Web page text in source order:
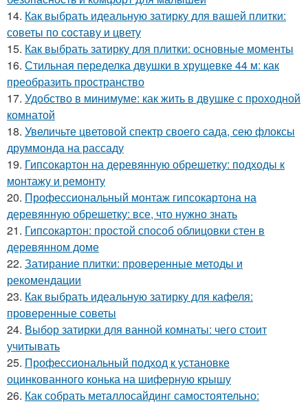
14. Как выбрать идеальную затирку для вашей плитки:
советы по составу и цвету
15. Как выбрать затирку для плитки: основные моменты
16. Стильная переделка двушки в хрущевке 44 м: как
преобразить пространство
17. Удобство в минимуме: как жить в двушке с проходной
комнатой
18. Увеличьте цветовой спектр своего сада, сею флоксы
друммонда на рассаду
19. Гипсокартон на деревянную обрешетку: подходы к
монтажу и ремонту
20. Профессиональный монтаж гипсокартона на
деревянную обрешетку: все, что нужно знать
21. Гипсокартон: простой способ облицовки стен в
деревянном доме
22. Затирание плитки: проверенные методы и
рекомендации
23. Как выбрать идеальную затирку для кафеля:
проверенные советы
24. Выбор затирки для ванной комнаты: чего стоит
учитывать
25. Профессиональный подход к установке
оцинкованного конька на шиферную крышу
26. Как собрать металлосайдинг самостоятельно: